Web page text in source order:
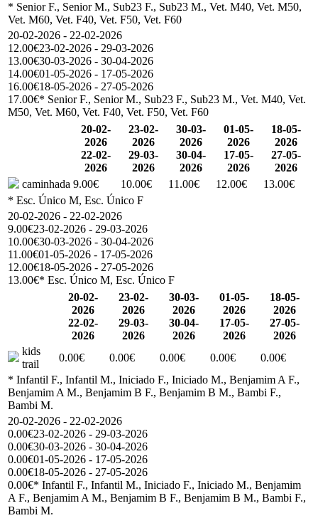
* Senior F., Senior M., Sub23 F., Sub23 M., Vet. M40, Vet. M50,
Vet. M60, Vet. F40, Vet. F50, Vet. F60
20-02-2026 - 22-02-2026
12.00€23-02-2026 - 29-03-2026
13.00€30-03-2026 - 30-04-2026
14.00€01-05-2026 - 17-05-2026
16.00€18-05-2026 - 27-05-2026
17.00€* Senior F., Senior M., Sub23 F., Sub23 M., Vet. M40, Vet.
M50, Vet. M60, Vet. F40, Vet. F50, Vet. F60
20-02-
2026
22-02-
2026
23-02-
2026
29-03-
2026
30-03-
2026
30-04-
2026
01-05-
2026
17-05-
2026
18-05-
2026
27-05-
2026
caminhada 9.00€ 10.00€ 11.00€ 12.00€
13.00€
* Esc. Único M, Esc. Único F
20-02-2026 - 22-02-2026
9.00€23-02-2026 - 29-03-2026
10.00€30-03-2026 - 30-04-2026
11.00€01-05-2026 - 17-05-2026
12.00€18-05-2026 - 27-05-2026
13.00€* Esc. Único M, Esc. Único F
20-02-
2026
22-02-
2026
23-02-
2026
29-03-
2026
30-03-
2026
30-04-
2026
01-05-
2026
17-05-
2026
18-05-
2026
27-05-
2026
kids
trail
0.00€ 0.00€ 0.00€ 0.00€
0.00€
* Infantil F., Infantil M., Iniciado F., Iniciado M., Benjamim A F.,
Benjamim A M., Benjamim B F., Benjamim B M., Bambi F.,
Bambi M.
20-02-2026 - 22-02-2026
0.00€23-02-2026 - 29-03-2026
0.00€30-03-2026 - 30-04-2026
0.00€01-05-2026 - 17-05-2026
0.00€18-05-2026 - 27-05-2026
0.00€* Infantil F., Infantil M., Iniciado F., Iniciado M., Benjamim
A F., Benjamim A M., Benjamim B F., Benjamim B M., Bambi F.,
Bambi M.